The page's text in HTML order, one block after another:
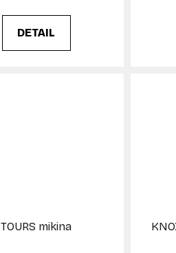
DETAIL
TOURS mikina